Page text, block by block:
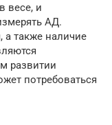
весе, и
АД.
также наличие
развитии
потребоваться